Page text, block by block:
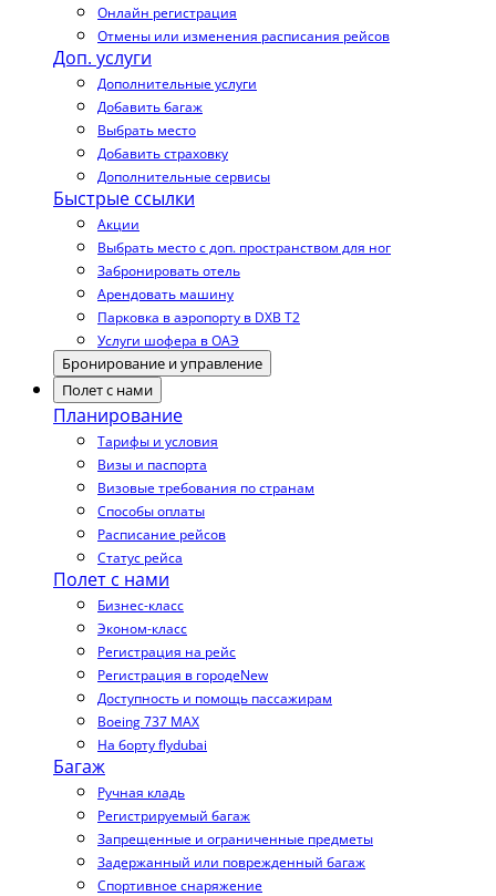
Онлайн регистрация
Отмены или изменения расписания рейсов
Доп. услуги
Дополнительные услуги
Добавить багаж
Выбрать место
Добавить страховку
Дополнительные сервисы
Быстрые ссылки
Акции
Выбрать место с доп. пространством для ног
Забронировать отель
Арендовать машину
Парковка в аэропорту в DXB T2
Услуги шофера в ОАЭ
Бронирование и управление
Полет с нами
Планирование
Тарифы и условия
Визы и паспорта
Визовые требования по странам
Способы оплаты
Расписание рейсов
Статус рейса
Полет с нами
Бизнес-класс
Эконом-класс
Регистрация на рейс
Регистрация в городеNew
Доступность и помощь пассажирам
Boeing 737 MAX
На борту flydubai
Багаж
Ручная кладь
Регистрируемый багаж
Запрещенные и ограниченные предметы
Задержанный или поврежденный багаж
Спортивное снаряжение